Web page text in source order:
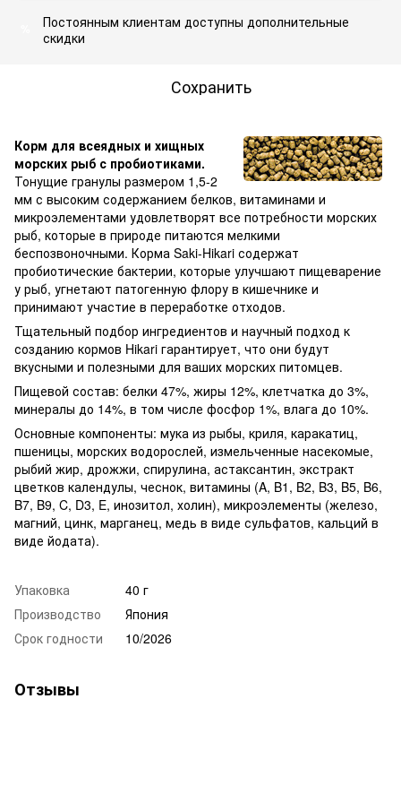
Постоянным клиентам доступны дополнительные
скидки
Сохранить
Корм для всеядных и хищных
морских рыб с пробиотиками.
Тонущие гранулы размером 1,5-2
мм с высоким содержанием белков, витаминами и
микроэлементами удовлетворят все потребности морских
рыб, которые в природе питаются мелкими
беспозвоночными. Корма Saki-Hikari содержат
пробиотические бактерии, которые улучшают пищеварение
у рыб, угнетают патогенную флору в кишечнике и
принимают участие в переработке отходов.
Тщательный подбор ингредиентов и научный подход к
созданию кормов Hikari гарантирует, что они будут
вкусными и полезными для ваших морских питомцев.
Пищевой состав: белки 47%, жиры 12%, клетчатка до 3%,
минералы до 14%, в том числе фосфор 1%, влага до 10%.
Основные компоненты: мука из рыбы, криля, каракатиц,
пшеницы, морских водорослей, измельченные насекомые,
рыбий жир, дрожжи, спирулина, астаксантин, экстракт
цветков календулы, чеснок, витамины (A, B1, B2, B3, B5, B6,
B7, B9, C, D3, E, инозитол, холин), микроэлементы (железо,
магний, цинк, марганец, медь в виде сульфатов, кальций в
виде йодата).
Упаковка
40 г
Производство
Япония
Срок годности
10/2026
Отзывы